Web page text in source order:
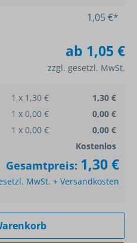
1,05 €*
ab 1,05 €
zzgl. gesetzl. MwSt.
1 x 1,30 €
1,30 €
1 x 0,00 €
0,00 €
1 x 0,00 €
0,00 €
Kostenlos
Gesamtpreis: 1,30 €
MwSt. + Versandkosten